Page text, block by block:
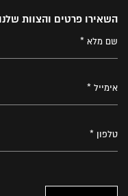
השאירו פרטים והצוות